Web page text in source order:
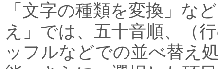
「文字の種類を変換」な
え」では、五十音順、（
ッフルなどでの並べ替え